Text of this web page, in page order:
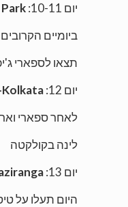
יום 10-11:
ביומיים
תצאו לספארי
יום 12:
Kolkata
לאחר ספארי
לינה בקולקטה
יום 13:
היום תעלו על